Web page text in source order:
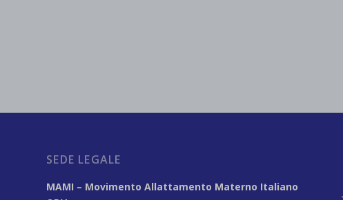
SEDE LEGALE
MAMI – Movimento Allattamento Materno Italiano